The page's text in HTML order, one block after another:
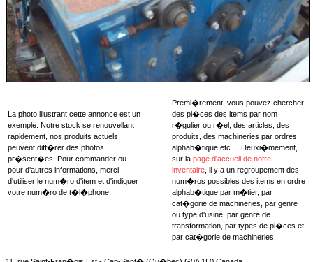
La photo illustrant cette annonce est un
exemple. Notre stock se renouvellant
rapidement, nos produits actuels
peuvent diff�rer des photos
pr�sent�es. Pour commander ou
pour d'autres informations, merci
d'utiliser le num�ro d'item et d'indiquer
votre num�ro de t�l�phone.
Premi�rement, vous pouvez chercher
des pi�ces des items par nom
r�gulier ou r�el, des articles, des
produits, des machineries par ordres
alphab�tique etc..., Deuxi�mement,
sur la page d'accueil de notre
inventaire , il y a un regroupement des
num�ros possibles des items en ordre
alphab�tique par m�tier, par
cat�gorie de machineries, par genre
ou type d'usine, par genre de
transformation, par types de pi�ces et
par cat�gorie de machineries.